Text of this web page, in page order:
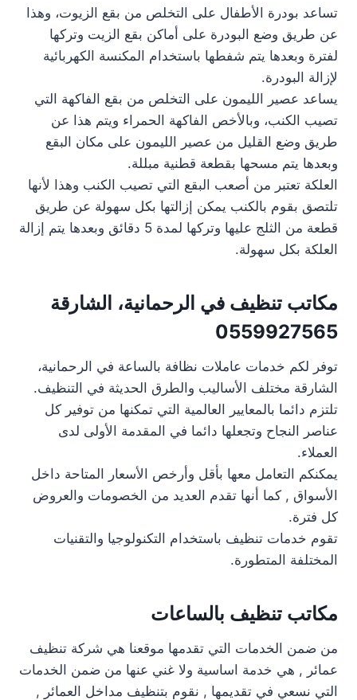
تساعد بودرة الأطفال على التخلص من بقع الزيوت، وهذا
عن طريق وضع البودرة على أماكن بقع الزيت وتركها
لفترة وبعدها يتم شفطها باستخدام المكنسة الكهربائية
لإزالة البودرة.
يساعد عصير الليمون على التخلص من بقع الفاكهة التي
تصيب الكنب، وبالأخص الفاكهة الحمراء ويتم هذا عن
طريق وضع القليل من عصير الليمون على مكان البقع
وبعدها يتم مسحها بقطعة قطنية مبللة.
العلكة تعتبر من أصعب البقع التي تصيب الكنب وهذا لأنها
تلتصق بقوم بالكنب يمكن إزالتها بكل سهولة عن طريق
قطعة من الثلج عليها وتركها لمدة 5 دقائق وبعدها يتم إزالة
العلكة بكل سهولة.
مكاتب تنظيف في الرحمانية، الشارقة
0559927565
توفر لكم خدمات عاملات نظافة بالساعة في الرحمانية،
الشارقة مختلف الأساليب والطرق الحديثة في التنظيف.
تلتزم دائما بالمعايير العالمية التي تمكنها من توفير كل
عناصر النجاح وتجعلها دائما في المقدمة الأولى لدى
العملاء.
يمكنكم التعامل معها بأقل وأرخص الأسعار المتاحة داخل
الأسواق , كما أنها تقدم العديد من الخصومات والعروض
كل فترة.
تقوم خدمات تنظيف باستخدام التكنولوجيا والتقنيات
المختلفة المتطورة.
مكاتب تنظيف بالساعات
من ضمن الخدمات التي تقدمها موقعنا هي شركة تنظيف
عمائر , هي خدمة اساسية ولا غني عنها من ضمن الخدمات
التي نسعي في تقديمها , نقوم بتنظيف مداخل العمائر ,